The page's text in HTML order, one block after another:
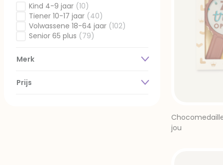
Kind 4-9 jaar (10)
Gefilterd op Leeftijdsgroep: Kind 4-9 jaar
Tiener 10-17 jaar (40)
Gefilterd op Leeftijdsgroep: Tiener 10-17 jaar
Volwassene 18-64 jaar (102)
Gefilterd op Leeftijdsgroep: Volwassene 18-64 jaar
Senior 65 plus (79)
Merk
Prijs
jou